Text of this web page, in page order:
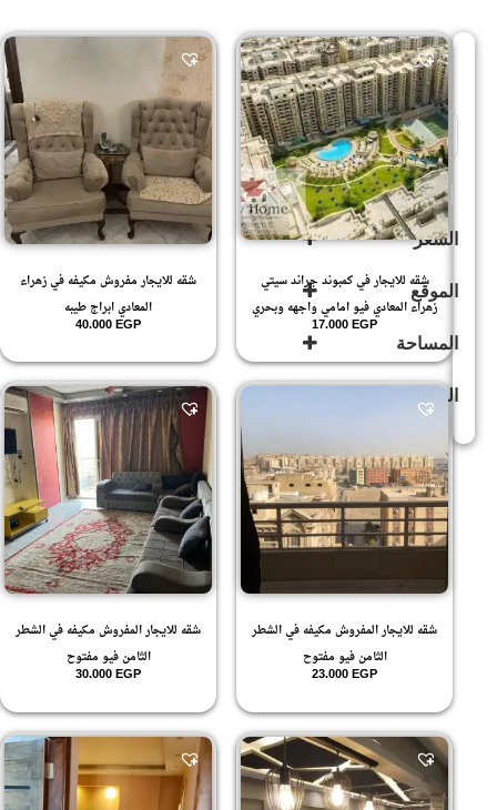
Sort Products
للبيع (503)
السعر
الموقع
الراقابه
(4)
زهراء
المعادى
المساحة
142
الدور
شقه للايجار في كمبوند جراند سيتي
زهراء المعادي فيو امامي واجهه وبحري
17.000EGP
شقه للايجار مفروش مكيفه في زهراء
المعادي ابراج طيبه
40.000EGP
شقه للايجار المفروش مكيفه في الشطر
الثامن فيو مفتوح
23.000EGP
شقه للايجار المفروش مكيفه في الشطر
الثامن فيو مفتوح
30.000EGP